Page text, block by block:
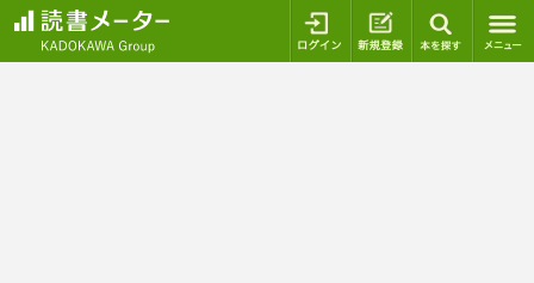
ログイン 新規登録